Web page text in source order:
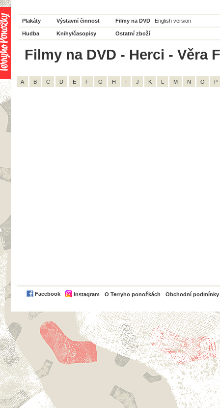
Plakáty Výstavní činnost Filmy na DVD English version
Hudba Knihy/časopisy Ostatní zboží
Filmy na DVD - Herci - Věra
A B C D E F G H I J K L M N O P
Facebook Instagram O Terryho ponožkách Obchodní podmínky
PayPal